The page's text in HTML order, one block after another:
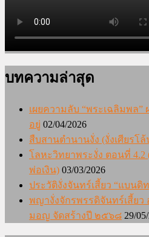
บทความล่าสุด
เผยความลับ “พระเฉลิมพล
อยู่ 02/04/2026
สืบสานตำนานงั่ง (งั่งเศียรโล้
โลหะวิทยาพระงั่ง ตอนที่ 4.2
พ่อเงิน) 03/03/2026
ประวัติงั่งจันทร์เสี้ยว “แบนดิ
พญางั่งจักรพรรดิจันทร์เสี้ยว
มอญ จัดสร้างปี ๒๕๖๘ 29/